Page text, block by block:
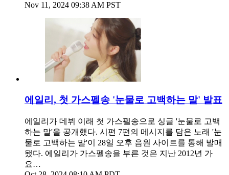
Nov 11, 2024 09:38 AM PST
에일리, 첫 가스펠송 '눈물로 고백하는 말' 발표
에일리가 데뷔 이래 첫 가스펠송으로 싱글 '눈물로 고백
하는 말'을 공개했다. 시편 7편의 메시지를 담은 노래 '눈
물로 고백하는 말'이 28일 오후 음원 사이트를 통해 발매
됐다. 에일리가 가스펠송을 부른 것은 지난 2012년 가
요…